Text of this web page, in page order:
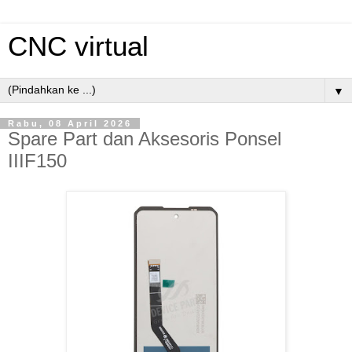
CNC virtual
▼
Rabu, 08 April 2026
Spare Part dan Aksesoris Ponsel
IIIF150